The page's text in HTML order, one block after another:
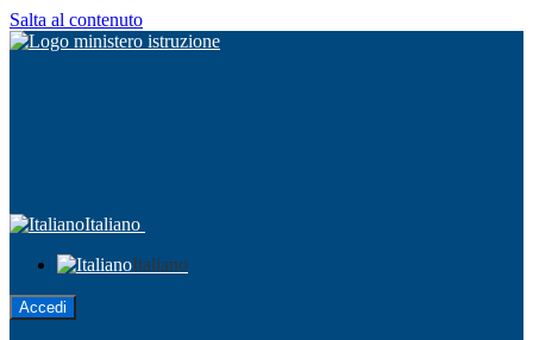
Salta al contenuto
Italiano
Italiano
Accedi